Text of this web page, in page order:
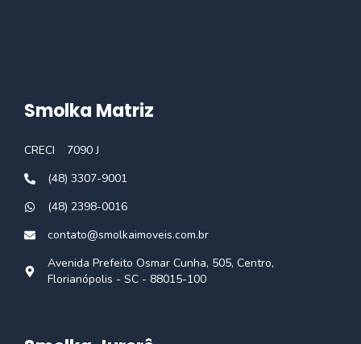
Smolka Matriz
CRECI
7090 J
(48) 3307-9001
(48) 2398-0016
contato@smolkaimoveis.com.br
Avenida Prefeito Osmar Cunha, 505, Centro,
Florianópolis - SC - 88015-100